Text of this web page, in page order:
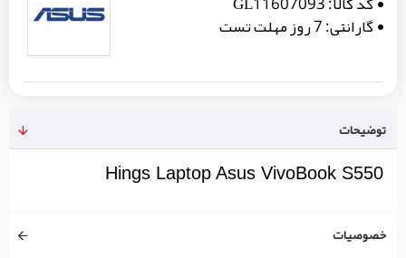
گارانتی:7 روز مهلت تست
توضیحات
Hings Laptop Asus VivoBook S550
خصوصیات